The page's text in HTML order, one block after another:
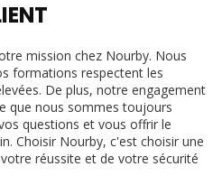
mission chez Nourby. Nous
formations respectent les
De plus, notre engagement
que nous sommes toujours
questions et vous offrir le
Choisir Nourby, c'est choisir une
réussite et de votre sécurité